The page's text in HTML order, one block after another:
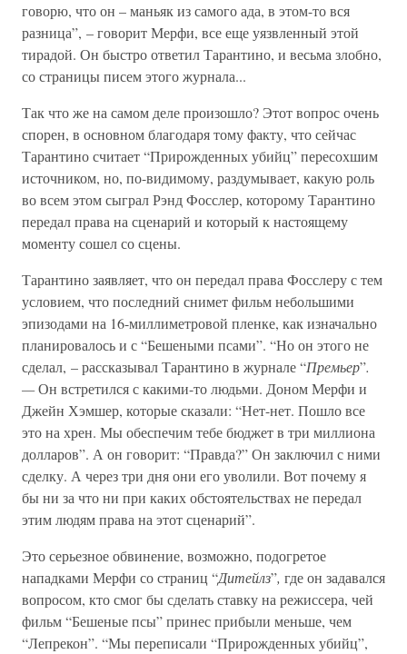
говорю, что он – маньяк из самого ада, в этом-то вся
разница”, – говорит Мерфи, все еще уязвленный этой
тирадой. Он быстро ответил Тарантино, и весьма злобно,
со страницы писем этого журнала...
Так что же на самом деле произошло? Этот вопрос очень
спорен, в основном благодаря тому факту, что сейчас
Тарантино считает “Прирожденных убийц” пересохшим
источником, но, по-видимому, раздумывает, какую роль
во всем этом сыграл Рэнд Фосслер, которому Тарантино
передал права на сценарий и который к настоящему
моменту сошел со сцены.
Тарантино заявляет, что он передал права Фосслеру с тем
условием, что последний снимет фильм небольшими
эпизодами на 16-миллиметровой пленке, как изначально
планировалось и с “Бешеными псами”. “Но он этого не
сделал, – рассказывал Тарантино в журнале “Премьер”.
—Он встретился с какими-то людьми. Доном Мерфи и
Джейн Хэмшер, которые сказали: “Нет-нет. Пошло все
это на хрен. Мы обеспечим тебе бюджет в три миллиона
долларов”. А он говорит: “Правда?” Он заключил с ними
сделку. А через три дня они его уволили. Вот почему я
бы ни за что ни при каких обстоятельствах не передал
этим людям права на этот сценарий”.
Это серьезное обвинение, возможно, подогретое
нападками Мерфи со страниц “Дитейлз”, где он задавался
вопросом, кто смог бы сделать ставку на режиссера, чей
фильм “Бешеные псы” принес прибыли меньше, чем
“Лепрекон”. “Мы переписали “Прирожденных убийц”,